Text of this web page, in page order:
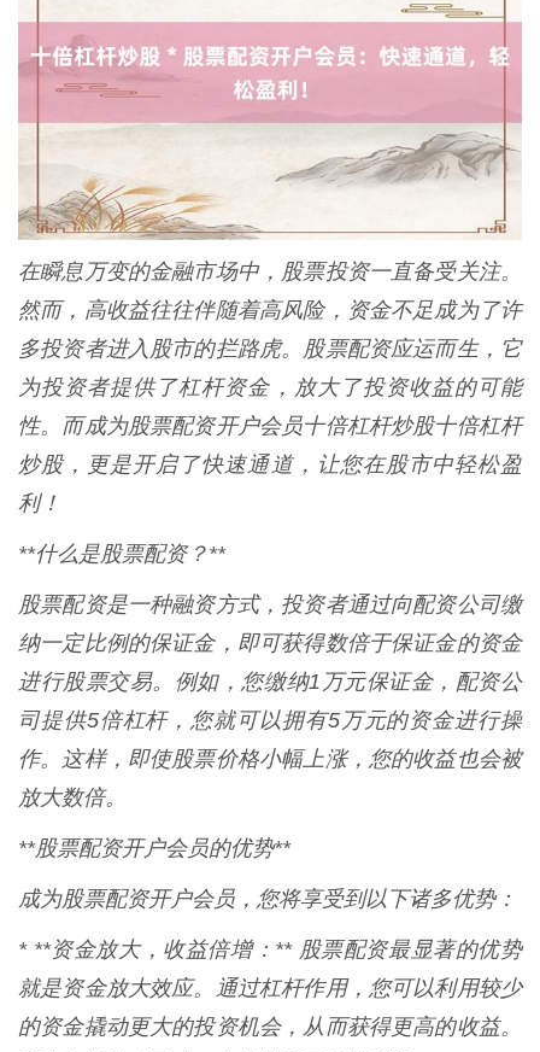
在瞬息万变的金融市场中，股票投资一直备受关注。
然而，高收益往往伴随着高风险，资金不足成为了许
多投资者进入股市的拦路虎。股票配资应运而生，它
为投资者提供了杠杆资金，放大了投资收益的可能
性。而成为股票配资开户会员十倍杠杆炒股十倍杠杆
炒股，更是开启了快速通道，让您在股市中轻松盈
利！
**什么是股票配资？**
股票配资是一种融资方式，投资者通过向配资公司缴
纳一定比例的保证金，即可获得数倍于保证金的资金
进行股票交易。例如，您缴纳1万元保证金，配资公
司提供5倍杠杆，您就可以拥有5万元的资金进行操
作。这样，即使股票价格小幅上涨，您的收益也会被
放大数倍。
**股票配资开户会员的优势**
成为股票配资开户会员，您将享受到以下诸多优势：
* **资金放大，收益倍增：** 股票配资最显著的优势
就是资金放大效应。通过杠杆作用，您可以利用较少
的资金撬动更大的投资机会，从而获得更高的收益。